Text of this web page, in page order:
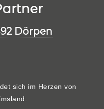
Dörpen
sich im Herzen von